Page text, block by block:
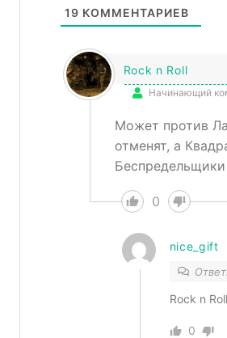
19 КОММЕНТАРИЕВ
Rock n Roll
Начинающий
Может против
отменят, а
0
nice_gift
Rock n
0